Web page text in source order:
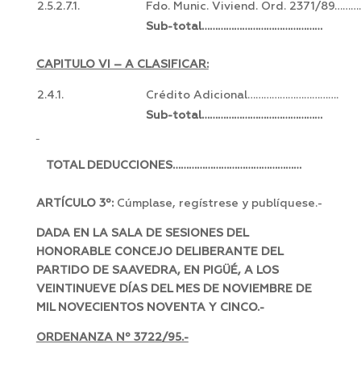
2.5.2.7.1.
Fdo. Munic. Viviend. Ord. 2371/
Sub-total………………………………………
CAPITULO VI – A CLASIFICAR:
2.4.1.
Crédito Adicional…………………………….
Sub-total………………………………………
TOTAL DEDUCCIONES…………………………………………
ARTÍCULO 3º: Cúmplase, regístrese y publíquese.-
DADA EN LA SALA DE SESIONES DEL
HONORABLE CONCEJO DELIBERANTE DEL
PARTIDO DE SAAVEDRA, EN PIGÜÉ, A LOS
VEINTINUEVE DÍAS DEL MES DE NOVIEMBRE DE
MIL NOVECIENTOS NOVENTA Y CINCO.-
ORDENANZA Nº 3722/95.-